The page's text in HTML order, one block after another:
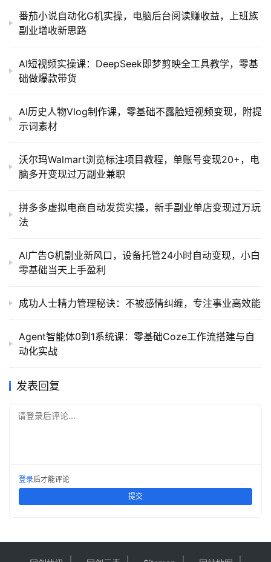
番茄小说自动化G机实操，电脑后台阅读赚收益，上班族
副业增收新思路
AI短视频实操课：DeepSeek即梦剪映全工具教学，零基
础做爆款带货
AI历史人物Vlog制作课，零基础不露脸短视频变现，附提
示词素材
沃尔玛Walmart浏览标注项目教程，单账号变现20+，电
脑多开变现过万副业兼职
拼多多虚拟电商自动发货实操，新手副业单店变现过万玩
法
AI广告G机副业新风口，设备托管24小时自动变现，小白
零基础当天上手盈利
成功人士精力管理秘诀：不被感情纠缠，专注事业高效能
Agent智能体0到1系统课：零基础Coze工作流搭建与自
动化实战
发表回复
请登录后评论...
登录后才能评论
提交